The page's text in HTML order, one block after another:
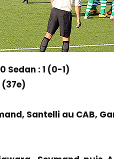
Sedan : 1 (0-1)
Santelli au CAB,